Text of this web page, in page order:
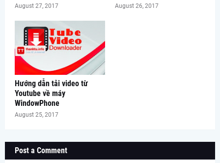
August 27, 2017 August 26, 2017
Hướng dẫn tải video từ
Youtube về máy
WindowPhone
August 25, 2017
Post a Comment